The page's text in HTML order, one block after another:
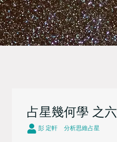
占星幾何學 之六
彭 定軒 分析思維占星